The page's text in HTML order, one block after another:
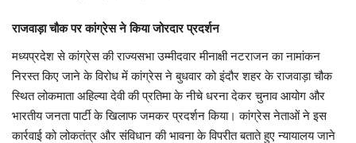
खेल
ब्रेकिंग न्यूज़
व्यापार
राजवाड़ा चौक पर कांग्रेस ने किया जोरदार प्रदर्शन
मध्यप्रदेश से कांग्रेस की राज्यसभा उम्मीदवार मीनाक्षी नटराजन का नामांकन
निरस्त किए जाने के विरोध में कांग्रेस ने बुधवार को इंदौर शहर के राजवाड़ा चौक
स्थित लोकमाता अहिल्या देवी की प्रतिमा के नीचे धरना देकर चुनाव आयोग और
भारतीय जनता पार्टी के खिलाफ जमकर प्रदर्शन किया। कांग्रेस नेताओं ने इस
कार्रवाई को लोकतंत्र और संविधान की भावना के विपरीत बताते हुए न्यायालय जाने